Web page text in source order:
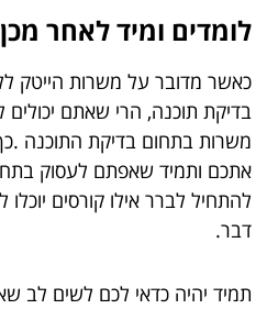
לומדים ומיד לאחר
כאשר מדובר על משרות הייטק
בדיקת תוכנה, הרי שאתם יכולים
משרות בתחום בדיקת התוכנה
אתכם ותמיד שאפתם לעסוק
להתחיל לברר אילו קורסים
דבר.
תמיד יהיה כדאי לכם לשים לב